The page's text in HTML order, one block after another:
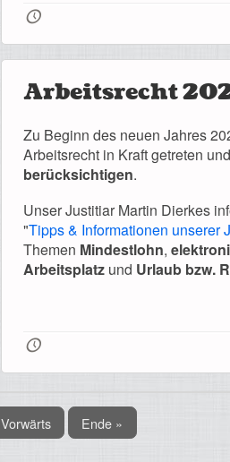
🕔
Arbeitsrecht
Zu Beginn des neuen Jahres
Arbeitsrecht in Kraft getreten
berücksichtigen.
Unser Justitiar Martin Dierkes
"Tipps & Informationen unserer
Themen Mindestlohn,
Arbeitsplatz und Urlaub bzw.
🕔
Vorwärts Ende »